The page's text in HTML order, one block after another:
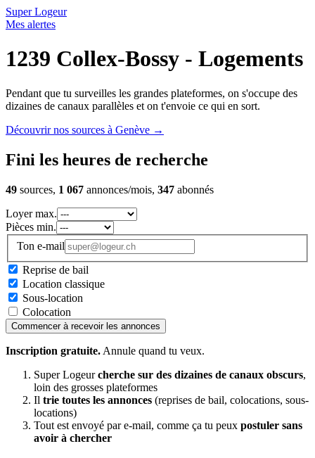
Super Logeur
Mes alertes
1239 Collex-Bossy - Logements
Pendant que tu surveilles les grandes plateformes, on s'occupe des
dizaines de canaux parallèles et on t'envoie ce qui en sort.
Découvrir nos sources à Genève →
Fini les heures de recherche
49 sources, 1 067 annonces/mois, 347 abonnés
Loyer max.
Pièces min.
Ton e-mail
Reprise de bail
Location classique
Sous-location
Colocation
Commencer à recevoir les annonces
Inscription gratuite. Annule quand tu veux.
Super Logeurcherche sur des dizaines de canaux obscurs,
loin des grosses plateformes
Il trie toutes les annonces (reprises de bail, colocations, sous-
locations)
Tout est envoyé par e-mail, comme ça tu peux postuler sans
avoir à chercher